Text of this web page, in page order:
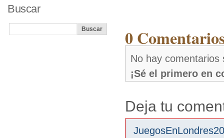
0
No hay comentarios
¡Sé el primero en
Deja tu
Buscar